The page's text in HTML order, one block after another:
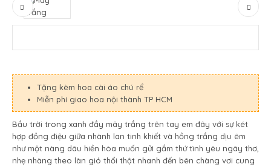
Tặng kèm hoa cài áo chú rể
Miễn phí giao hoa nội thành TP HCM
Bầu trời trong xanh đầy mây trắng trên tay em đây với sự két
hợp đồng điệu giữa nhành lan tinh khiết và hồng trắng dịu êm
như một nàng dâu hiền hòa muốn gửi gắm thứ tình yêu ngây thơ,
nhẹ nhàng theo làn gió thổi thật nhanh đến bên chàng vơi cung